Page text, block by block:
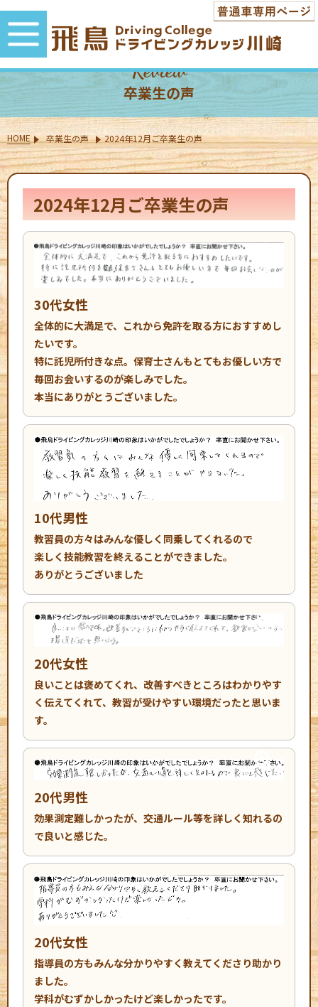
Review
卒業生の声
HOME 卒業生の声 2024年12月ご卒業生の声
2024年12月ご卒業生の声
30代女性
全体的に大満足で、これから免許を取る方におすすめし
たいです。
特に託児所付きな点。保育士さんもとてもお優しい方で
毎回お会いするのが楽しみでした。
本当にありがとうございました。
10代男性
教習員の方々はみんな優しく同乗してくれるので
楽しく技能教習を終えることができました。
ありがとうございました
20代女性
良いことは褒めてくれ、改善すべきところはわかりやす
く伝えてくれて、教習が受けやすい環境だったと思いま
す。
20代男性
効果測定難しかったが、交通ルール等を詳しく知れるの
で良いと感じた。
20代女性
指導員の方もみんな分かりやすく教えてくださり助かり
ました。
学科がむずかしかったけど楽しかったです。